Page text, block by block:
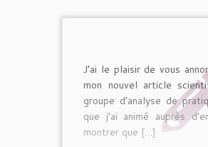
J’ai le plaisir de vous
mon nouvel article
groupe d’analyse de
que j’ai animé auprès
montrer que […]